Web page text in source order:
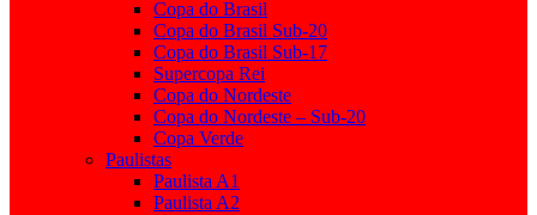
Copa do Brasil
Copa do Brasil Sub-20
Copa do Brasil Sub-17
Supercopa Rei
Copa do Nordeste
Copa do Nordeste – Sub-20
Copa Verde
Paulistas
Paulista A1
Paulista A2